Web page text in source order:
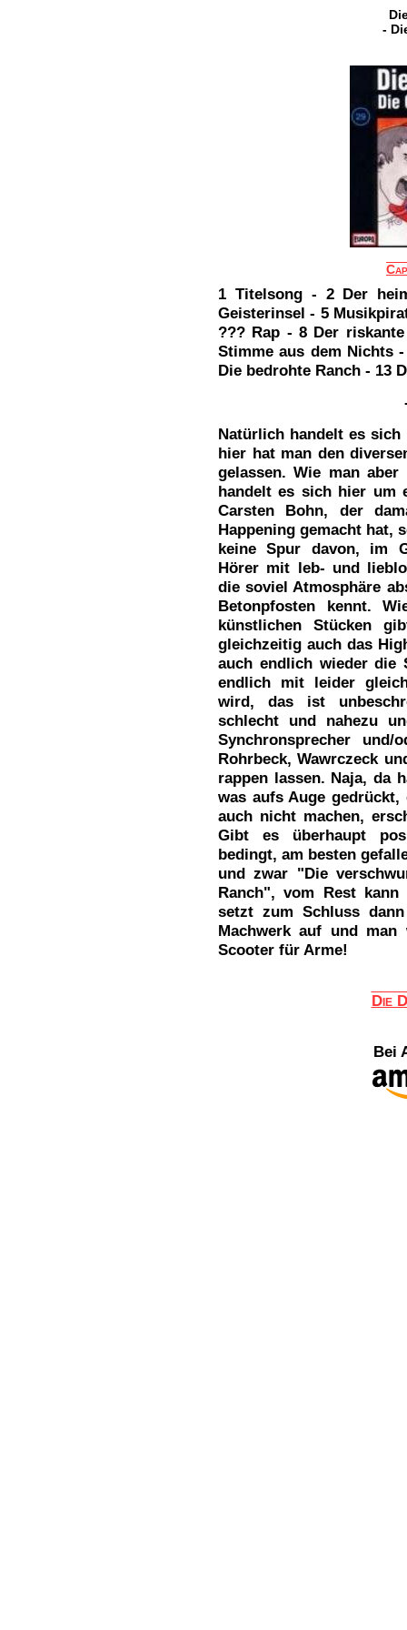
-
1 Titelsong - 2 Der
Geisterinsel - 5
??? Rap - 8 Der
Stimme aus dem Nichts
Die bedrohte Ranch - 13
Natürlich handelt es
hier hat man den
gelassen. Wie man
handelt es sich hier um
Carsten Bohn, der
Happening gemacht hat,
keine Spur davon, im
Hörer mit leb- und
die soviel Atmosphäre
Betonpfosten kennt.
künstlichen Stücken
gleichzeitig auch das
auch endlich wieder die
endlich mit leider
wird, das ist
schlecht und nahezu
Synchronsprecher
Rohrbeck, Wawrczeck
rappen lassen. Naja, da
was aufs Auge
auch nicht machen,
Gibt es überhaupt
bedingt, am besten
und zwar "Die
Ranch", vom Rest kann
setzt zum Schluss
Machwerk auf und man
Scooter für Arme!
Die
Bei